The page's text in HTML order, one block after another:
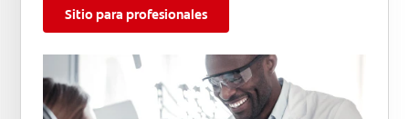
Sitio para profesionales